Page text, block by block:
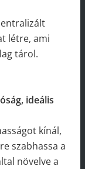
létre, ami
tárol.
ideális
kínál,
szabhassa a
növelve a